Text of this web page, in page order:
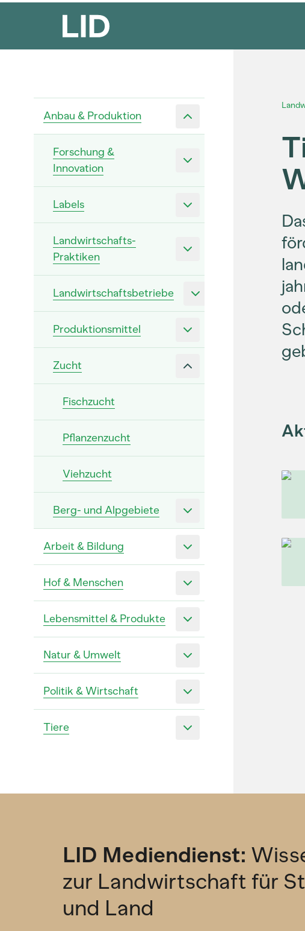
Anbau & Produktion
Forschung &
Innovation
Labels
Landwirtschafts-
Praktiken
Landwirtschaftsbetriebe
Produktionsmittel
Zucht
Fischzucht
Pflanzenzucht
Viehzucht
Berg- und Alpgebiete
Arbeit & Bildung
Hof & Menschen
Lebensmittel & Produkte
Natur & Umwelt
Politik & Wirtschaft
Tiere
LID Mediendienst:
zur Landwirtschaft für
und Land